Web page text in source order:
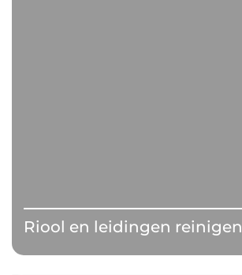
Riool en leidingen reinigen